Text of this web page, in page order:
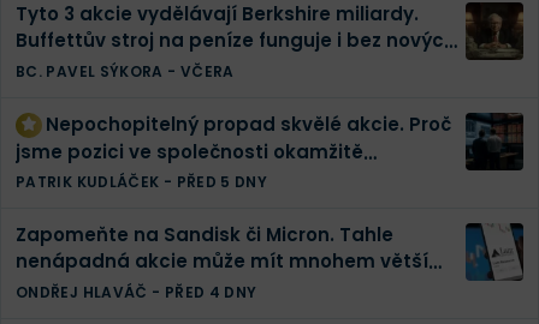
Tyto 3 akcie vydělávají Berkshire miliardy.
Buffettův stroj na peníze funguje i bez nových
investic
BC. PAVEL SÝKORA - VČERA
Nepochopitelný propad skvělé akcie. Proč
jsme pozici ve společnosti okamžitě
zdvojnásobili | Finex akciové portfolio
PATRIK KUDLÁČEK - PŘED 5 DNY
Zapomeňte na Sandisk či Micron. Tahle
nenápadná akcie může mít mnohem větší
potenciál
ONDŘEJ HLAVÁČ - PŘED 4 DNY